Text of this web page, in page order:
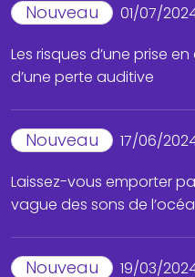
Nouveau
01/07/
Les risques d’une prise
d’une perte auditive
Nouveau
17/06/
Laissez-vous emporter
vague des sons de
Nouveau 19/03/